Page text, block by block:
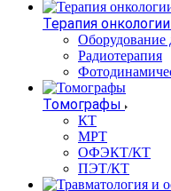
Терапия онкологии
Оборудование
Радиотерапия
Томографы
КТ
МРТ
ОФЭКТ/КТ
ПЭТ/КТ